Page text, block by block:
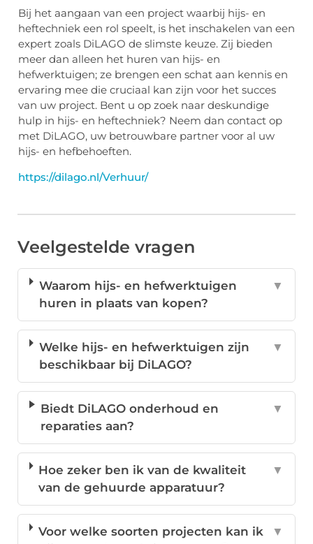
Bij het aangaan van een project waarbij hijs- en
heftechniek een rol speelt, is het inschakelen van een
expert zoals DiLAGO de slimste keuze. Zij bieden
meer dan alleen het huren van hijs- en
hefwerktuigen; ze brengen een schat aan kennis en
ervaring mee die cruciaal kan zijn voor het succes
van uw project. Bent u op zoek naar deskundige
hulp in hijs- en heftechniek? Neem dan contact op
met DiLAGO, uw betrouwbare partner voor al uw
hijs- en hefbehoeften.
https://dilago.nl/Verhuur/
Veelgestelde vragen
Waarom hijs- en hefwerktuigen
huren in plaats van kopen?
▼
Welke hijs- en hefwerktuigen zijn
beschikbaar bij DiLAGO?
▼
Biedt DiLAGO onderhoud en
reparaties aan?
▼
Hoe zeker ben ik van de kwaliteit
van de gehuurde apparatuur?
▼
Voor welke soorten projecten kan ik
▼